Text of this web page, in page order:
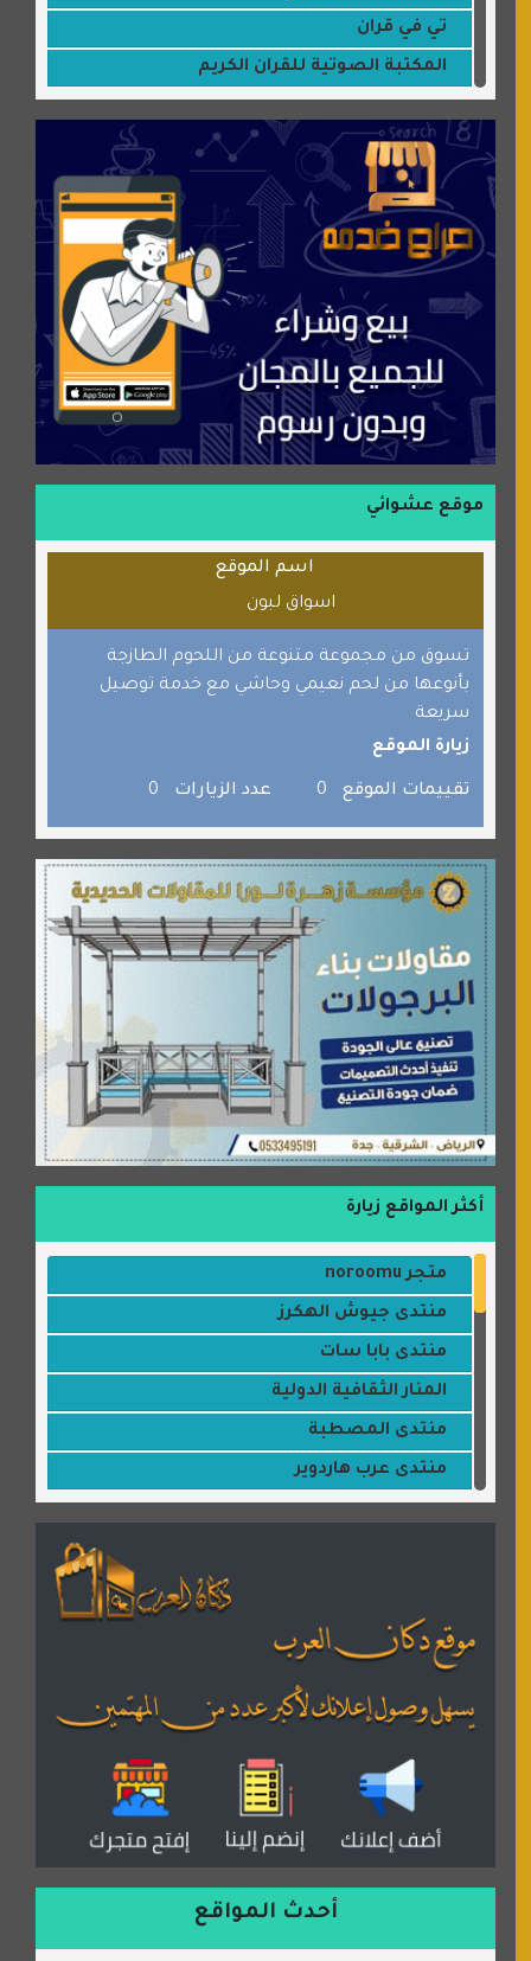
تي في قران
المكتبة الصوتية للقران الكريم
موقع سيارات عربية
عالم كوكي
سورة قران
شركة إعمار الرياض للخدمات المنزلية
شبكة رأيي
موسوعة نور الرحمن
منتدى جيوش الهكرز
بلو باص
موقع حراج خدمة
الطبي
قراننا
برامج كمبيوتر
جائزة دبي الدولية للقران الكريم
موقع عشوائي
اسم الموقع
اسواق لبون
تسوق من مجموعة متنوعة من اللحوم الطازجة
بأنوعها من لحم نعيمي وحاشي مع خدمة توصيل
سريعة
زيارة الموقع
تقييمات الموقع 0 عدد الزيارات 0
أكثر المواقع زيارة
متجر noroomu
منتدى جيوش الهكرز
منتدى بابا سات
المنار الثقافية الدولية
منتدى المصطبة
منتدى عرب هاردوير
القران للجميع
منتدى همسات روائية
المكتبة الصوتية للقران الكريم
منتدى عدلات
موقع مداد الإسلامي
ورشة زهرة لورا للحدادة
أحدث المواقع